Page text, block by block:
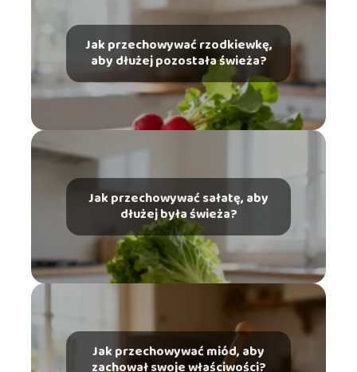
Jak przechowywać rzodkiewkę,
aby dłużej pozostała świeża?
Jak przechowywać sałatę, aby
dłużej była świeża?
Jak przechowywać miód, aby
zachował swoje właściwości?